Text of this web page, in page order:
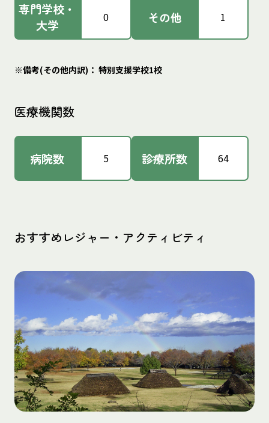
専門学校・
大学
0 その他 1
※備考(その他内訳)： 特別支援学校1校
医療機関数
病院数 5 診療所数 64
おすすめレジャー・アクティビティ